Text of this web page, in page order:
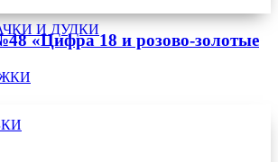
И ДУДКИ
«Цифра 18 и розово-золотые